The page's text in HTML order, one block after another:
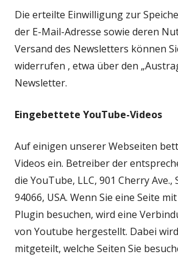
Die erteilte Einwilligung zur
der E-Mail-Adresse sowie deren
Versand des Newsletters können
widerrufen , etwa über den
Newsletter.
Eingebettete YouTube-Videos
Auf einigen unserer Webseiten
Videos ein. Betreiber der
die YouTube, LLC, 901 Cherry Ave.,
94066, USA. Wenn Sie eine Seite
Plugin besuchen, wird eine
von Youtube hergestellt. Dabei
mitgeteilt, welche Seiten Sie